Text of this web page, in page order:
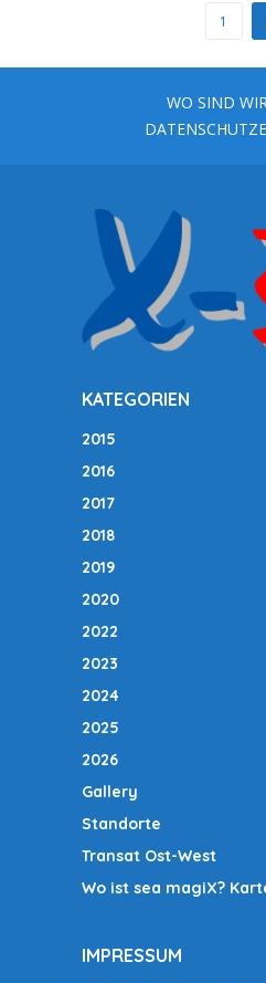
der
Beiträge
1
WO SIND
KATEGORIEN
2015
2016
2017
2018
2019
2020
2022
2023
2024
2025
2026
Gallery
Standorte
Transat Ost-West
Wo ist sea magiX?
IMPRESSUM